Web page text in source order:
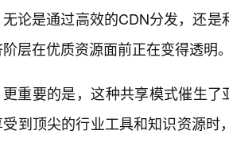
无论是通过高效的CDN分发，还
层在优质资源面前正在变得透明
更重要的是，这种共享模式催生了
受到顶尖的行业工具和知识资源